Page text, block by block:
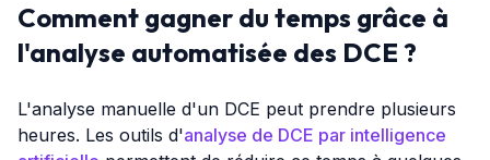
Comment gagner du temps grâce à
l'analyse automatisée des DCE ?
L'analyse manuelle d'un DCE peut prendre plusieurs
heures. Les outils d'analyse de DCE par intelligence